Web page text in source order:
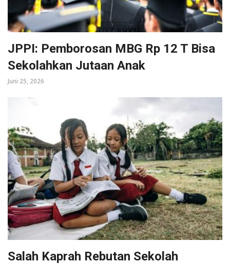
JPPI: Pemborosan MBG Rp 12 T Bisa
Sekolahkan Jutaan Anak
Juni 25, 2026
Salah Kaprah Rebutan Sekolah